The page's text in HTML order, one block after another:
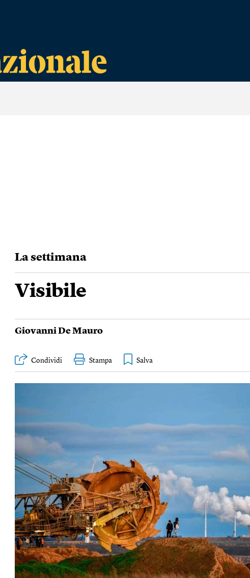
La settimana
Visibile
Giovanni De Mauro
Condividi Stampa